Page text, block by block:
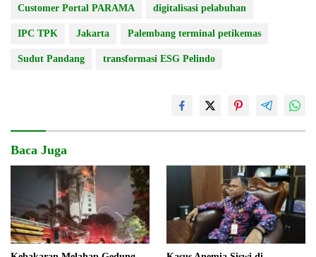
Customer Portal PARAMA digitalisasi pelabuhan
IPC TPK Jakarta Palembang terminal petikemas
Sudut Pandang transformasi ESG Pelindo
Baca Juga